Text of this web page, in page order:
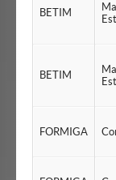
BETIM
BETIM
FORMIGA